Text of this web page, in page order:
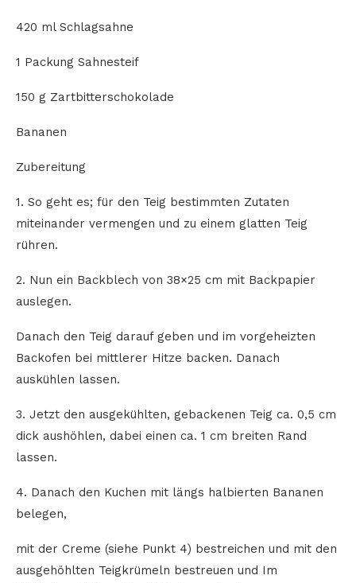
420 ml Schlagsahne
1 Packung Sahnesteif
150 g Zartbitterschokolade
Bananen
Zubereitung
1. So geht es; für den Teig bestimmten Zutaten
miteinander vermengen und zu einem glatten Teig
rühren.
2. Nun ein Backblech von 38×25 cm mit Backpapier
auslegen.
Danach den Teig darauf geben und im vorgeheizten
Backofen bei mittlerer Hitze backen. Danach
auskühlen lassen.
3. Jetzt den ausgekühlten, gebackenen Teig ca. 0,5 cm
dick aushöhlen, dabei einen ca. 1 cm breiten Rand
lassen.
4. Danach den Kuchen mit längs halbierten Bananen
belegen,
mit der Creme (siehe Punkt 4) bestreichen und mit den
ausgehöhlten Teigkrümeln bestreuen und Im